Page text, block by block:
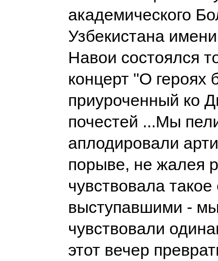
академического
Узбекистана
Навои состоялся
концерт "О
приуроченный ко
почестей ...Мы
аплодировали
порыве, не жалея
чувствовала
выступавшими -
чувствовали
этот вечер